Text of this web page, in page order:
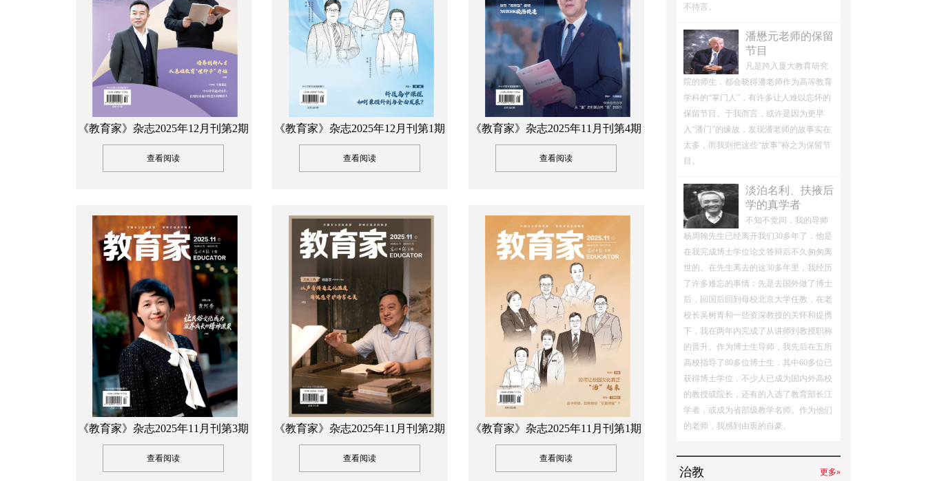
《教育家》杂志2025年12月刊第2期
查看阅读
《教育家》杂志2025年12月刊第1期
查看阅读
《教育家》杂志2025年11月刊第4期
查看阅读
《教育家》杂志2025年11月刊第3期
查看阅读
《教育家》杂志2025年11月刊第2期
查看阅读
《教育家》杂志2025年11月刊第1期
查看阅读
不待言。
潘懋元老师的保留
节目
凡是跨入厦大教育研究
院的师生，都会晓得潘老师作为高等教育
学科的“掌门人”，有许多让人难以忘怀的
保留节目。于我而言，或许是因为更早
入“潘门”的缘故，发现潘老师的故事实在
太多，而我则把这些“故事”称之为保留节
目。
淡泊名利、扶掖后
学的真学者
不知不觉间，我的导师
杨周翰先生已经离开我们30多年了，他是
在我完成博士学位论文答辩后不久匆匆离
世的。在先生离去的这30多年里，我经历
了许多难忘的事情：先是去国外做了博士
后，回国后回到母校北京大学任教，在老
校长吴树青和一些资深教授的关怀和提携
下，我在两年内完成了从讲师到教授职称
的晋升。作为博士生导师，我先后在五所
高校指导了80多位博士生，其中60多位已
获得博士学位，不少人已成为国内外高校
的教授或院长，还有的入选了教育部长江
学者，或成为省部级教学名师。作为他们
的老师，我感到由衷的自豪。
治教 更多»